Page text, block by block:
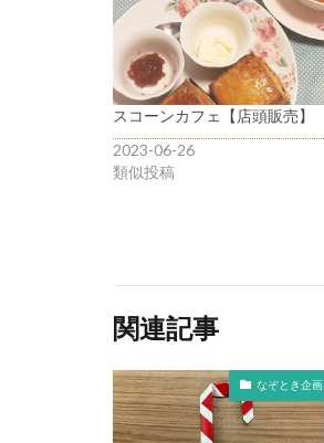
スコーンカフェ【店頭販売】
2023-06-26
類似投稿
関連記事
なぞとき企画